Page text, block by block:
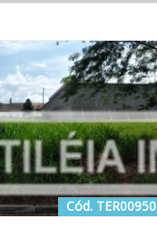
Cód. TER00950